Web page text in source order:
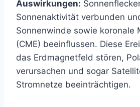
Auswirkungen:
Sonnenaktivität verbunden
Sonnenwinde sowie koronale
(CME) beeinflussen. Diese
das Erdmagnetfeld stören,
verursachen und sogar
Stromnetze beeinträchtigen.